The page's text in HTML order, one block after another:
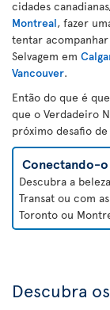
cidades
Montreal, fazer
tentar
Selvagem em
Vancouver.
Então do que é
que o Verdadeiro
próximo desafio
Conectando-o
Descubra a
Transat ou com
Toronto ou
Descubra